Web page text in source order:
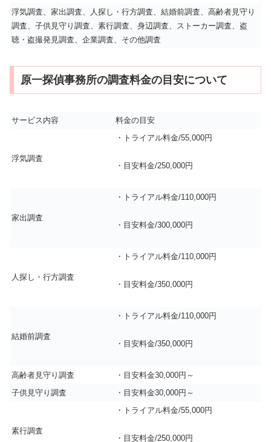
浮気調査、家出調査、人探し・行方調査、結婚前調査、高齢者見守り
調査、子供見守り調査、素行調査、身辺調査、ストーカー調査、盗
聴・盗撮発見調査、企業調査、その他調査
原一探偵事務所の調査料金の目安について
サービス内容 料金の目安
浮気調査
・トライアル料金/55,000円
・目安料金/250,000円
家出調査
・トライアル料金/110,000円
・目安料金/300,000円
人探し・行方調査
・トライアル料金/110,000円
・目安料金/350,000円
結婚前調査
・トライアル料金/110,000円
・目安料金/350,000円
高齢者見守り調査
・目安料金30,000円～
子供見守り調査
・目安料金30,000円～
素行調査
・トライアル料金/55,000円
・目安料金/250,000円